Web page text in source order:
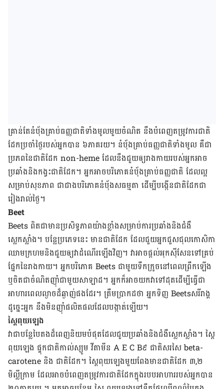
គ្រាន់​តែ​នំបុ័ង​គ្រាប់​ធញ្ញជាតិ​ទាំង​មូល​មួយ​ចំណិត នឹង​បំពេញ​តម្រូវ​ការ​ជាតិ​
ដែក​ប្រចាំ​ថ្ងៃ​របស់​អ្នក​បាន ៦ភាគរយ។ នំបុ័ង​គ្រាប់​ធញ្ញជាតិ​ទាំងមូល គឺ​ជា​
ប្រភព​នៃ​ជាតិ​ដែក non-heme ដែល​នឹង​ជួយ​ឲ្យ​រាងកាយ​របស់​អ្នក​អាច​
ប្រឆាំង​និង​កង្វះ​ជាតិ​ដែក។​ អ្នក​អាច​បរិភោគ​នំបុ័ង​គ្រាប់​ធញ្ញជាតិ ដែល​ល្អ​
សម្រាប់​សុខភាព ជា​ជាង​បរិភោគ​នំបុ័ង​ស​ធម្មតា ដើម្បី​បង្កើន​ជាតិ​ដែក​ជា​
រៀងរាល់​ថ្ងៃ។
Beet
Beets ពិត​ជា​មាន​ប្រសិទ្ធភាព​យ៉ាង​ខ្លាំង​សម្រាប់​ការ​ប្រឆាំង​និង​ជំងឺ​
ស្លេកស្លាំង។ បន្លែ​ប្រភេទ​នេះ មាន​ជាតិ​ដែក ដែល​ជួយ​អ្នក​ជួស​ជុល​កោសិកា​
ឈាម​ក្រហម​និង​ជួយ​ឲ្យ​វា​ដំណើរ​ឡើង​វិញ។ វា​អាច​ផ្តល់​អុកស៊ីសែន​ទៅ​គ្រប់​
ផ្នែក​នៃ​រាងកាយ។ អ្នក​បរិភោគ Beets ជាមួយ​ទឹក​ក្រូច​នៅ​ពេល​ព្រឹក​ឡើង
ឬ​ចិត​ជា​ចំណិត​ញ៉ាំ​ជាមួយ​សាឡាដ។ អ្នក​ក៏​អាច​យក​វា​ទៅ​ដុត​ដើម្បី​ធ្វើ​ជា​
អាហារ​ពេល​ល្ងាច​ដ៏​ឆ្ងាញ់​ផង​ដែរ។ ត្រឹម​ប្រាកដ​ថា អ្នក​ទិញ Beetsសរីរាង្គ
ដូច្នេះ​អ្នក នឹង​មិន​ញ៉ាំ​ផលិតផល​ដែល​បង្កាត់​ឡើយ។
ស្ពៃ​ពុយ​ឡេង
វា​ជា​បន្លែ​បៃតង​ដ៏​ពេញ​និយម​បំផុត​ដែល​ជួយ​ប្រឆាំង​និង​ជំងឺ​ស្លេកស្លាំង។​ ស្ពៃ​
ពុយ​ឡេង ផ្ទុក​ជាតិ​កាល់ស្យូម វីតាមីន​ A E C B៩ ជាតិសរសៃ beta-
carotene និង ជាតិ​ដែក។ ស្ពៃ​ពុយ​ឡេង​មួយ​ពែង​មាន​ជាតិ​ដែក ៣,២
មិល្លីក្រាម ដែល​អាច​បំពេញ​តម្រូវ​ការ​ជាតិ​ដែក​ក្នុង​របប​អាហារ​របស់​អ្នក​បាន​